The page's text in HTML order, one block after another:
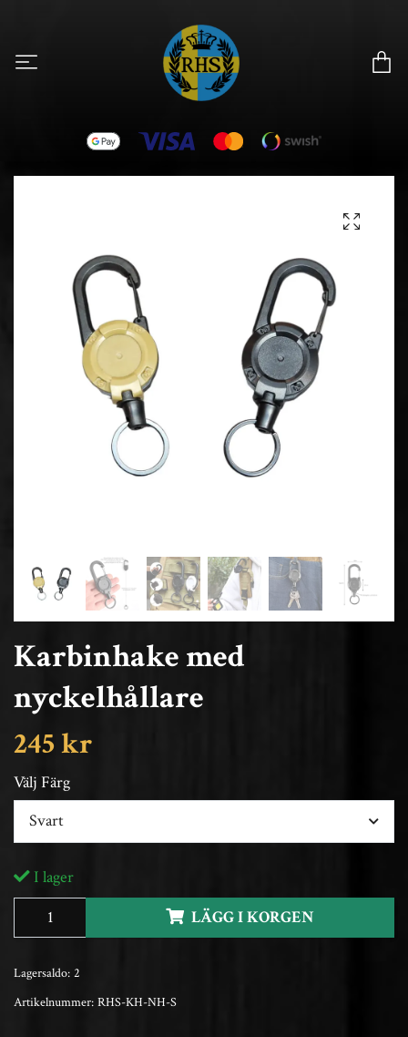
Karbinhake med
nyckelhållare
245 kr
Välj Färg
Svart
I lager
LÄGG I KORGEN
Lagersaldo: 2
Artikelnummer: RHS-KH-NH-S